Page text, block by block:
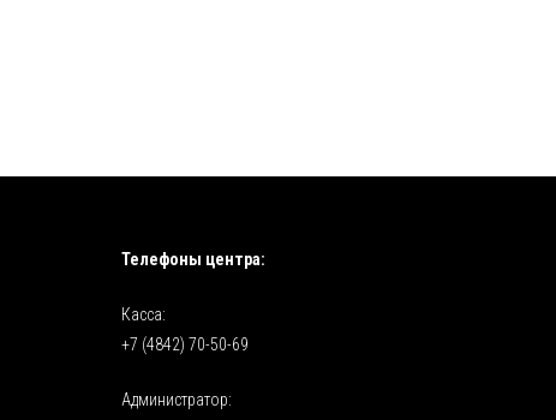
Телефоны центра:
Касса:
+7 (4842) 70-50-69
Администратор: